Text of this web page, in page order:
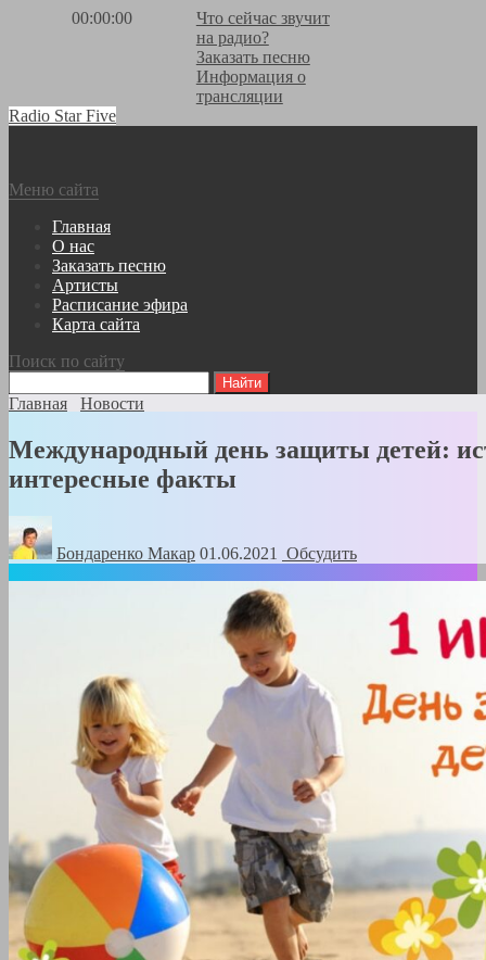
00:00:00
Что сейчас звучит
на радио?
Заказать песню
Информация о
трансляции
Radio Star Five
Меню сайта
Главная
О нас
Заказать песню
Артисты
Расписание эфира
Карта сайта
Поиск по сайту
Главная Новости
Международный день защиты детей:
интересные факты
Бондаренко Mакар 01.06.2021 Обсудить